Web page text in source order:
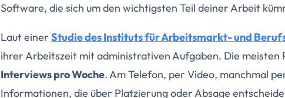
Software, die sich um den wichtigsten Teil deiner Arbeit
Laut einer Studie des Instituts für Arbeitsmarkt- und
ihrer Arbeitszeit mit administrativen Aufgaben. Die
Interviews pro Woche. Am Telefon, per Video, manchmal
Informationen, die über Platzierung oder Absage